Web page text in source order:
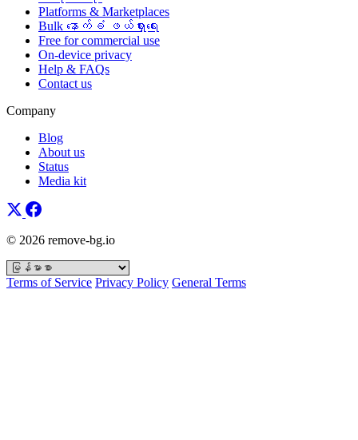
Platforms & Marketplaces
Bulk နောက်ခံ ဖယ်ရှားရေး
Free for commercial use
On-device privacy
Help & FAQs
Contact us
Company
Blog
About us
Status
Media kit
© 2026 remove-bg.io
Terms of Service Privacy Policy General Terms